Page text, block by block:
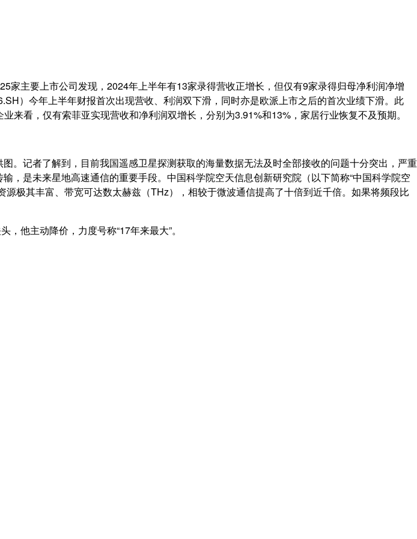
家主要上市公司发现，2024年上半年有13家录得营收正增长，但仅有9家录得归母净利润净增
）今年上半年财报首次出现营收、利润双下滑，同时亦是欧派上市之后的首次业绩下滑。此
看，仅有索菲亚实现营收和净利润双增长，分别为3.91%和13%，家居行业恢复不及预期。
。记者了解到，目前我国遥感卫星探测获取的海量数据无法及时全部接收的问题十分突出，严重
是未来星地高速通信的重要手段。中国科学院空天信息创新研究院（以下简称“中国科学院空
极其丰富、带宽可达数太赫兹（THz），相较于微波通信提高了十倍到近千倍。如果将频段比
他主动降价，力度号称“17年来最大”。